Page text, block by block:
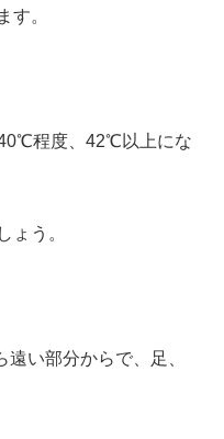
す。
程度、42℃以上にな
ょう。
い部分からで、足、